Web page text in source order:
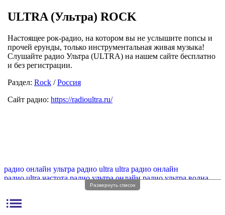
ULTRA (Ультра) ROCK
Настоящее рок-радио, на котором вы не услышите попсы и
прочей ерунды, только инструментальная живая музыка!
Слушайте радио Ультра (ULTRA) на нашем сайте бесплатно
и без регистрации.
Раздел: Rock /Россия
Сайт радио: https://radioultra.ru/
радио онлайн ультра радио ultra ultra радио онлайн
радио ultra частота радио ультра онлайн радио ультра волна
Развернуть список
list